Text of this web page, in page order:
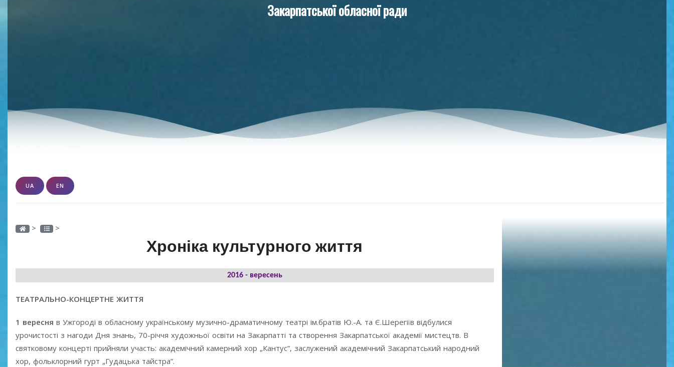
Закарпатської обласної ради
UA EN
> >
Хроніка культурного життя
2016 - вересень
ТЕАТРАЛЬНО-КОНЦЕРТНЕ ЖИТТЯ
1 вересня в Ужгороді в обласному українському музично-драматичному театрі ім.братів Ю.-А. та Є.Шерегіїв відбулися
урочистості з нагоди Дня знань, 70-річчя художньої освіти на Закарпатті та створення Закарпатської академії мистецтв. В
святковому концерті прийняли участь: академічний камерний хор „Кантус”, заслужений академічний Закарпатський народний
хор, фольклорний гурт „Гудацька тайстра”.